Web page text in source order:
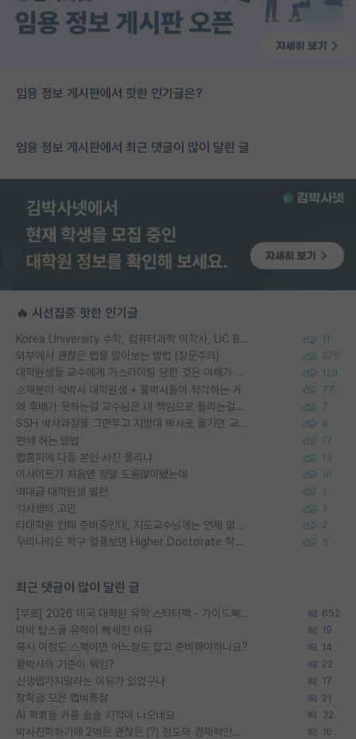
임용 정보 게시판에서 핫한 인기글은?
임용 정보 게시판에서 최근 댓글이 많이 달린 글
🔥 시선집중 핫한 인기글
Korea University 수학, 컴퓨터과학 이학사, UC Berkeley 산업공학 대학원 공학박사가 되는 것은 쉽지 않겠죠? 11
외부에서 괜찮은 랩을 알아보는 방법 (장문주의) 276
대학원생들 교수에게 가스라이팅 당한 것은 이해가 갑니다. 안타깝네요. 120
소재분야 석박사 대학원생 + 물박사들이 착각하는 거 77
왜 후배가 못하는걸 교수님은 내 책임으로 돌리는걸까요? 7
SSH 박사과정을 그만두고 지방대 박사로 옮기면 교수의 꿈은 끝일까요? 9
편애 하는 방법 17
랩홈피에 다들 본인 사진 올리냐 13
이사이트가 처음엔 정말 도움많이됐는데 16
역대급 대학원생 빌런 2
석사생의 고민 2
타대학원 컨텍 준비중인데, 지도교수님께는 언제 말씀드려야 할까요? 2
우리나라도 학구 열풍보면 Higher Doctorate 학위가 필요하다고 봅니다. 3
최근 댓글이 많이 달린 글
[무료] 2026 미국 대학원 유학 스타터팩 - 가이드북 & 합격자 컨택메일 템플릿 652
미박 탑스쿨 유학이 빡세진 이유 19
혹시 이정도 스펙이면 어느정도 잡고 준비해야하나요? 14
물박사의 기준이 뭐임? 22
신생랩가지말라는 이유가 있었구나 17
장학금 모은 랩비통장 21
AI 학회들 거품 슬슬 지적이 나오네요 32
박사진학하기에 2억은 괜찮은 (?) 정도의 경제력인가요 16